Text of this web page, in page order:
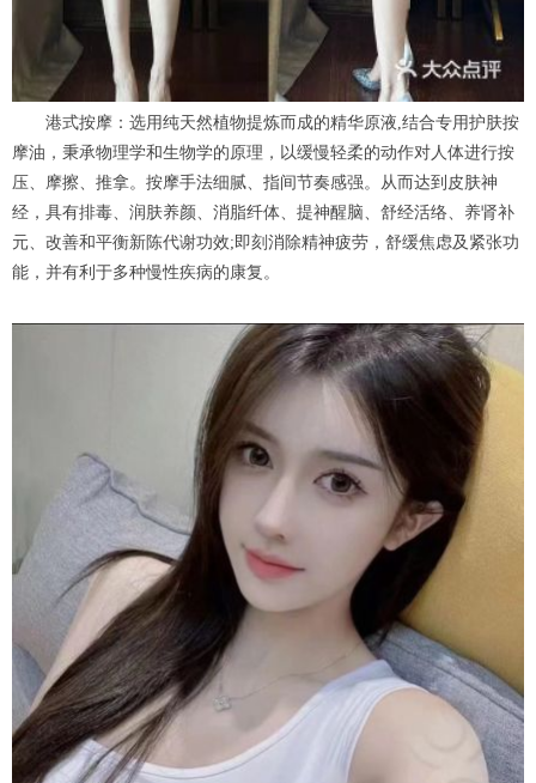
港式按摩：选用纯天然植物提炼而成的精华原液,结合专用护肤按
摩油，秉承物理学和生物学的原理，以缓慢轻柔的动作对人体进行按
压、摩擦、推拿。按摩手法细腻、指间节奏感强。从而达到皮肤神
经，具有排毒、润肤养颜、消脂纤体、提神醒脑、舒经活络、养肾补
元、改善和平衡新陈代谢功效;即刻消除精神疲劳，舒缓焦虑及紧张功
能，并有利于多种慢性疾病的康复。